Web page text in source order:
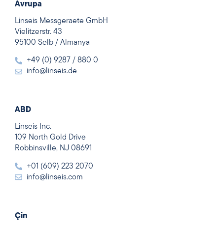
Avrupa
Linseis Messgeraete GmbH
Vielitzerstr. 43
95100 Selb / Almanya
+49 (0) 9287 / 880 0
info@linseis.de
ABD
Linseis Inc.
109 North Gold Drive
Robbinsville, NJ 08691
+01 (609) 223 2070
info@linseis.com
Çin